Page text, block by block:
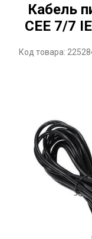
Кабель
CEE 7/7
Код товара: